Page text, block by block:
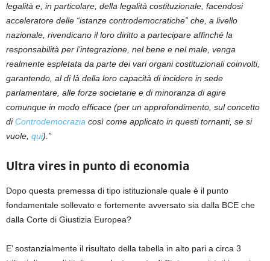
legalità e, in particolare, della legalità costituzionale, facendosi
acceleratore delle “istanze controdemocratiche” che, a livello
nazionale, rivendicano il loro diritto a partecipare affinché la
responsabilità per l’integrazione, nel bene e nel male, venga
realmente espletata da parte dei vari organi costituzionali coinvolti,
garantendo, al di là della loro capacità di incidere in sede
parlamentare, alle forze societarie e di minoranza di agire
comunque in modo efficace (per un approfondimento, sul concetto
diControdemocrazia così come applicato in questi tornanti, se si
vuole, qui).”
Ultra vires in punto di economia
Dopo questa premessa di tipo istituzionale quale è il punto
fondamentale sollevato e fortemente avversato sia dalla BCE che
dalla Corte di Giustizia Europea?
E’ sostanzialmente il risultato della tabella in alto pari a circa 3